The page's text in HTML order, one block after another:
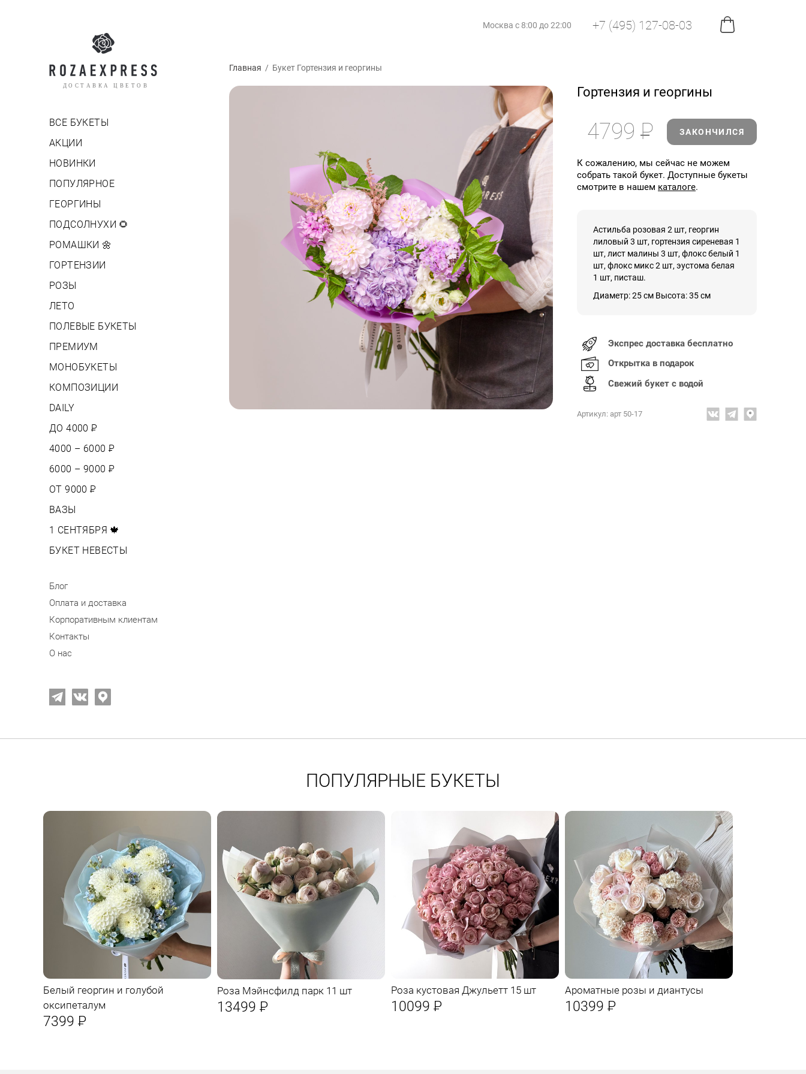
ДОСТАВКА ЦВЕТОВ
ВСЕ БУКЕТЫ
АКЦИИ
НОВИНКИ
ПОПУЛЯРНОЕ
ГЕОРГИНЫ
ПОДСОЛНУХИ 🌻
РОМАШКИ 🌼
ГОРТЕНЗИИ
РОЗЫ
ЛЕТО
ПОЛЕВЫЕ БУКЕТЫ
ПРЕМИУМ
МОНОБУКЕТЫ
КОМПОЗИЦИИ
DAILY
ДО 4000Р
4000 – 6000 Р
6000 – 9000 Р
ОТ 9000Р
ВАЗЫ
1 СЕНТЯБРЯ 🍁
БУКЕТ НЕВЕСТЫ
Блог
Оплата и доставка
Корпоративным клиентам
Контакты
О нас
Москва с 8:00 до 22:00 +7 (495) 127-08-03
Главная / Букет Гортензия и георгины
Гортензия и георгины
4799Р ЗАКОНЧИЛСЯ
К сожалению, мы сейчас не можем
собрать такой букет. Доступные букеты
смотрите в нашем каталоге.
Астильба розовая 2 шт, георгин
лиловый 3 шт, гортензия сиреневая 1
шт, лист малины 3 шт, флокс белый 1
шт, флокс микс 2 шт, эустома белая
1 шт, писташ.
Диаметр: 25 см Высота: 35 см
Экспрес доставка бесплатно
Открытка в подарок
Свежий букет с водой
Артикул: арт 50-17
ПОПУЛЯРНЫЕ БУКЕТЫ
Белый георгин и голубой
оксипеталум
7399 Р
Роза Мэйнсфилд парк 11 шт
13499 Р
Роза кустовая Джульетт 15 шт
10099 Р
Ароматные розы и диантусы
10399 Р